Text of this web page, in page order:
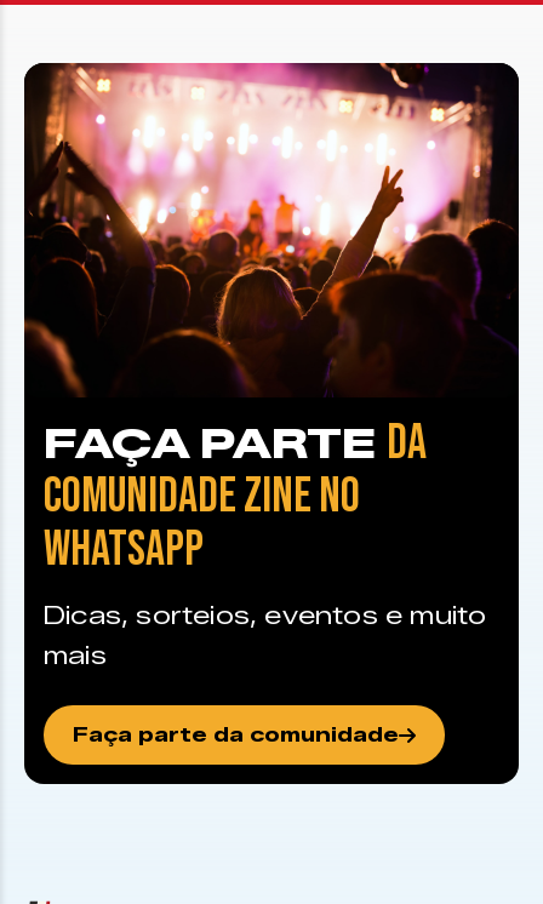
FAÇA PARTE DA
COMUNIDADE ZINE NO
WHATSAPP
Dicas, sorteios, eventos e muito
mais
Faça parte da comunidade